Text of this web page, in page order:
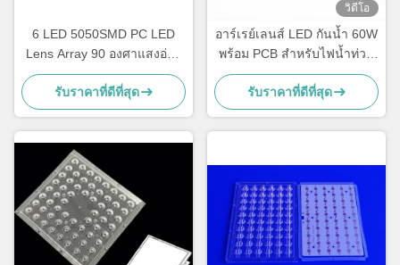
6 LED 5050SMD PC LED
Lens Array 90 องศาแสงอ่าว
สูงหลายชุดเลนส์อาเรย์
รับราคาที่ดีที่สุด
วิดีโอ
อาร์เรย์เลนส์ LED กันน้ำ 60W
พร้อม PCB สำหรับไฟน้ำท่วม
อ่าวสูง และการใช้งานระบบ
แสงสว่างในอุตสาหกรรม
รับราคาที่ดีที่สุด